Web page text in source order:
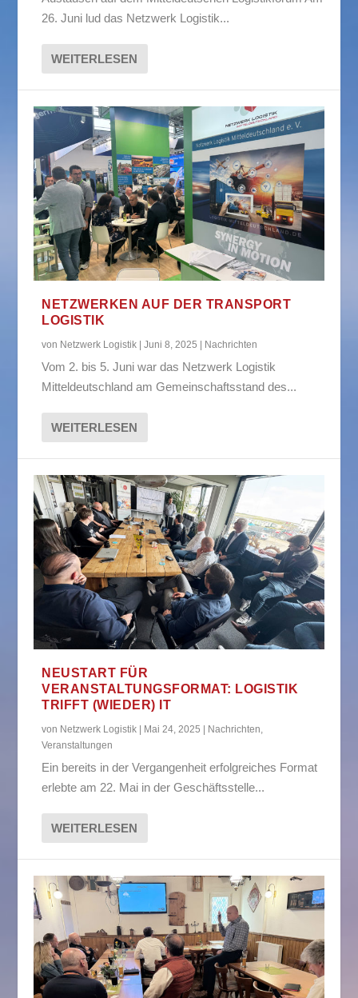
26. Juni lud das Netzwerk Logistik...
WEITERLESEN
NETZWERKEN AUF DER TRANSPORT
LOGISTIK
von Netzwerk Logistik |Juni 8, 2025 Nachrichten
Vom 2. bis 5. Juni war das Netzwerk Logistik
Mitteldeutschland am Gemeinschaftsstand des...
WEITERLESEN
NEUSTART FÜR
VERANSTALTUNGSFORMAT: LOGISTIK
TRIFFT (WIEDER) IT
von Netzwerk Logistik Mai 24, 2025 Nachrichten,
Veranstaltungen
Ein bereits in der Vergangenheit erfolgreiches Format
erlebte am 22. Mai in der Geschäftsstelle...
WEITERLESEN